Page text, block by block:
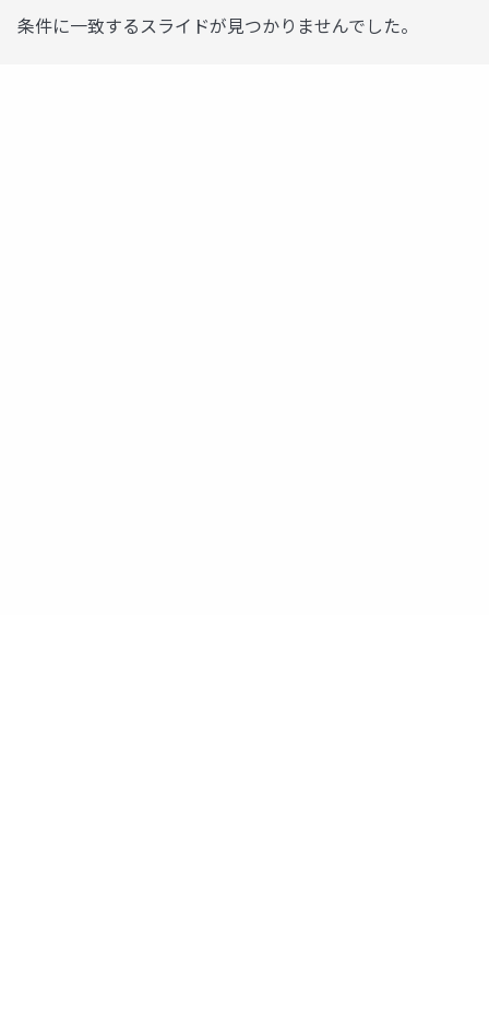
条件に一致するスライドが見つかりませんでした。